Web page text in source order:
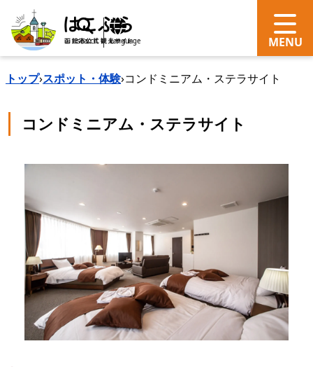
search Language
トップ›スポット・体験›コンドミニアム・ステラサイト
コンドミニアム・ステラサイト